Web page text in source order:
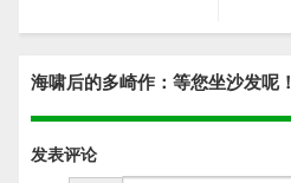
好难的村上春树
海啸后的多崎作：等您坐沙发呢！
发表评论